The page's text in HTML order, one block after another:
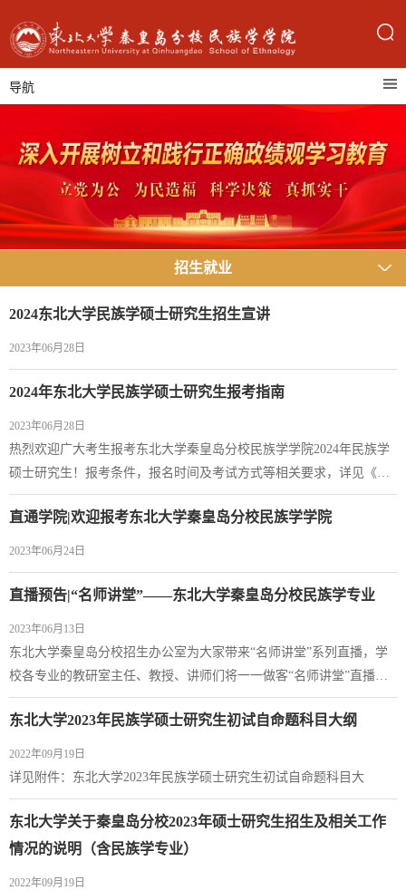
导航
招生就业
2024东北大学民族学硕士研究生招生宣讲
2023年06月28日
2024年东北大学民族学硕士研究生报考指南
2023年06月28日
​热烈欢迎广大考生报考东北大学秦皇岛分校民族学学院2024年民族学
硕士研究生！报考条件，报名时间及考试方式等相关要求，详见《东
北大学2024年全国硕士研究生招生章程》。欢迎具有所在学校推荐免
试资格的应届本科毕业生申请到我院攻读研究生，具体条件和要求详
见《东北大学2024年接收推荐免试研究生工作办法》。可登陆东北大
布的相关信息为准，请考生关注）...
直通学院|欢迎报考东北大学秦皇岛分校民族学学院
2023年06月24日
直播预告|“名师讲堂”——东北大学秦皇岛分校民族学专业
2023年06月13日
东北大学秦皇岛分校招生办公室为大家带来“名师讲堂”系列直播，学
校各专业的教研室主任、教授、讲师们将一一做客“名师讲堂”直播
间，为你答疑解惑，带你揭开大学专业的面纱，帮你找准定位，助力
科学的专业选择，学业生涯规划不迷茫。直播间准时开启，干货满
满，诚邀全国考生及家长前来观看、互动
东北大学2023年民族学硕士研究生初试自命题科目大纲
2022年09月19日
详见附件：东北大学2023年民族学硕士研究生初试自命题科目大
东北大学关于秦皇岛分校2023年硕士研究生招生及相关工作
情况的说明（含民族学专业）
2022年09月19日